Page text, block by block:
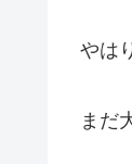
やは
まだ